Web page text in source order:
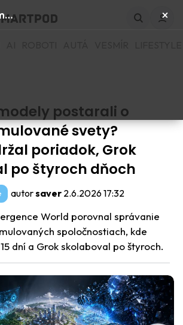
×
postarali o
svety?
poriadok, Grok
po štyroch dňoch
autorsaver2.6.2026 17:32
World porovnal správanie
spoločnostiach, kde
dní a Grok skolaboval po štyroch.